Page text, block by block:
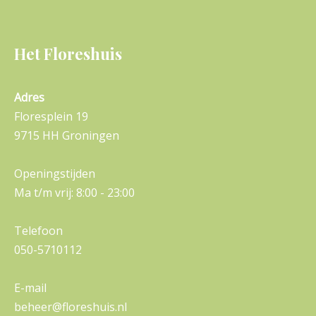
Het Floreshuis
Adres
Floresplein 19
9715 HH Groningen
Openingstijden
Ma t/m vrij: 8:00 - 23:00
Telefoon
050-5710112
E-mail
beheer@floreshuis.nl